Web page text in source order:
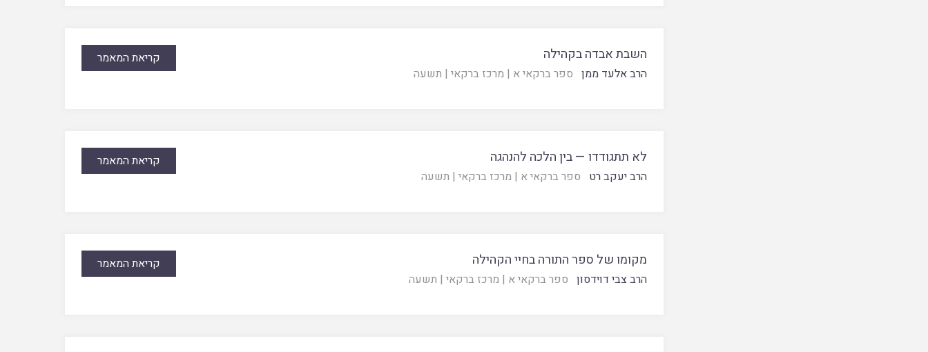
השבת אבדה בקהילה
הרב אלעד ממן ספר ברקאי א | מרכז ברקאי | תשעה
קריאת המאמר
לא תתגודדו — בין הלכה להנהגה
הרב יעקב רט ספר ברקאי א | מרכז ברקאי | תשעה
קריאת המאמר
מקומו של ספר התורה בחיי הקהילה
הרב צבי דוידסון ספר ברקאי א | מרכז ברקאי | תשעה
קריאת המאמר